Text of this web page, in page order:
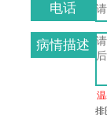
电话
病情描述
排